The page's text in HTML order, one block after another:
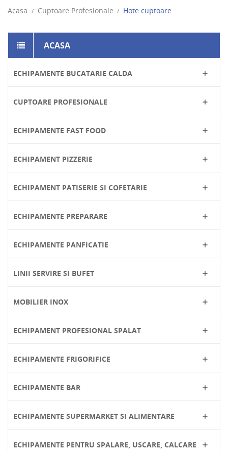
Acasa Cuptoare Profesionale Hote cuptoare
ACASA
ECHIPAMENTE BUCATARIE CALDA 
CUPTOARE PROFESIONALE 
ECHIPAMENTE FAST FOOD 
ECHIPAMENT PIZZERIE 
ECHIPAMENT PATISERIE SI COFETARIE 
ECHIPAMENTE PREPARARE 
ECHIPAMENTE PANFICATIE 
LINII SERVIRE SI BUFET 
MOBILIER INOX 
ECHIPAMENT PROFESIONAL SPALAT 
ECHIPAMENTE FRIGORIFICE 
ECHIPAMENTE BAR 
ECHIPAMENTE SUPERMARKET SI ALIMENTARE 
ECHIPAMENTE PENTRU SPALARE, USCARE, CALCARE
